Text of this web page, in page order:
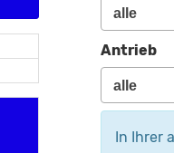
Antrieb
In Ihrer